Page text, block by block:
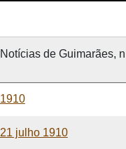
Notícias de Guimarães,
1910
21 julho 1910